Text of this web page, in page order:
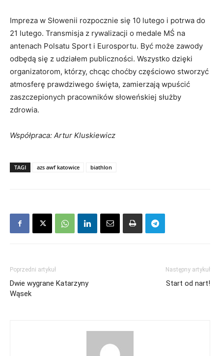
Impreza w Słowenii rozpocznie się 10 lutego i potrwa do
21 lutego. Transmisja z rywalizacji o medale MŚ na
antenach Polsatu Sport i Eurosportu. Być może zawody
odbędą się z udziałem publiczności. Wszystko dzięki
organizatorom, którzy, chcąc choćby częściowo stworzyć
atmosferę prawdziwego święta, zamierzają wpuścić
zaszczepionych pracowników słoweńskiej służby
zdrowia.
Współpraca: Artur Kluskiewicz
TAGI azs awf katowice biathlon
Poprzedni artykuł
Dwie wygrane Katarzyny
Wąsek
Następny artykuł
Start od nart!